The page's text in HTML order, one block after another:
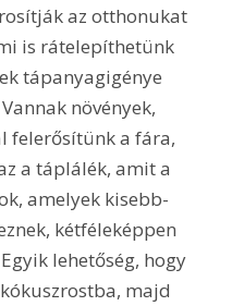
az otthonukat
is rátelepíthetünk
tápanyagigénye
növények,
felerősítünk a fára,
a táplálék, amit a
amelyek kisebb-
kétféleképpen
lehetőség, hogy
majd